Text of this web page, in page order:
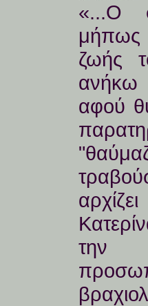
«...O
μήπως
ζωής
ανήκω
αφού
την